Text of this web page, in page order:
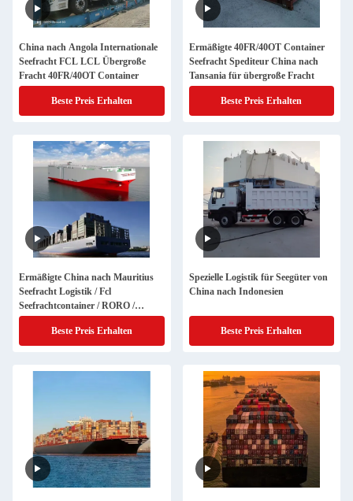
China nach Angola Internationale
Seefracht FCL LCL Übergroße
Fracht 40FR/40OT Container
Beste Preis Erhalten
Ermäßigte 40FR/40OT Container
Seefracht Spediteur China nach
Tansania für übergroße Fracht
Beste Preis Erhalten
Ermäßigte China nach Mauritius
Seefracht Logistik / Fcl
Seefrachtcontainer / RORO /
Schüttgut
Beste Preis Erhalten
Spezielle Logistik für Seegüter von
China nach Indonesien
Beste Preis Erhalten